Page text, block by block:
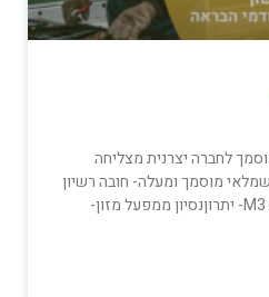
לחברה יצרנית מצליחה
מוסמך ומעלה- חובה רשיון
נהיגה חובההכרות עם תוכנת M3- יתרוןנסיון ממפעל מזון-